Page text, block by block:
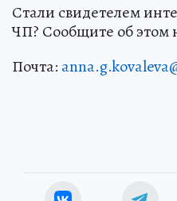
Стали свидетелем
ЧП? Сообщите об
Почта: